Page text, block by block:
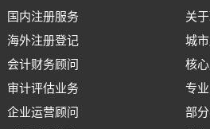
国内注册服务
海外注册登记
会计财务顾问
审计评估业务
企业运营顾问
关
城
核
专
部